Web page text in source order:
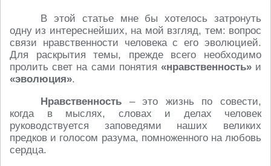
В этой статье мне бы хотелось затронуть
одну из интереснейших, на мой взгляд, тем: вопрос
связи нравственности человека с его эволюцией.
Для раскрытия темы, прежде всего необходимо
пролить свет на сами понятия «нравственность»и
«эволюция».
Нравственность – это жизнь по совести,
когда в мыслях, словах и делах человек
руководствуется заповедями наших великих
предков и голосом разума, помноженного на любовь
сердца.